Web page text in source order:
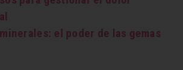
el poder de las gemas